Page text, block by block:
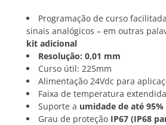
Programação de curso
sinais analógicos – em outras
kit adicional
Resolução: 0,01 mm
Curso útil: 225mm
Alimentação 24Vdc para
Faixa de temperatura
Suporte a umidade de até 95%
Grau de proteção IP67 (IP68